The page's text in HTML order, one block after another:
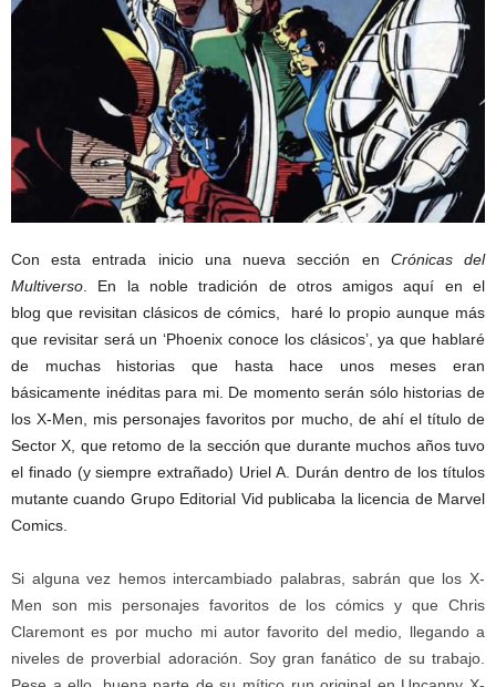
Con esta entrada inicio una nueva sección en Crónicas del
Multiverso . En la noble tradición de otros amigos aquí en el
blog que revisitan clásicos de cómics, haré lo propio aunque más
que revisitar será un ‘Phoenix conoce los clásicos’, ya que hablaré
de muchas historias que hasta hace unos meses eran
básicamente inéditas para mi. De momento serán sólo historias de
los X-Men, mis personajes favoritos por mucho, de ahí el título de
Sector X, que retomo de la sección que durante muchos años tuvo
el finado (y siempre extrañado) Uriel A. Durán dentro de los títulos
mutante cuando Grupo Editorial Vid publicaba la licencia de Marvel
Comics.
Si alguna vez hemos intercambiado palabras, sabrán que los X-
Men son mis personajes favoritos de los cómics y que Chris
Claremont es por mucho mi autor favorito del medio, llegando a
niveles de proverbial adoración. Soy gran fanático de su trabajo.